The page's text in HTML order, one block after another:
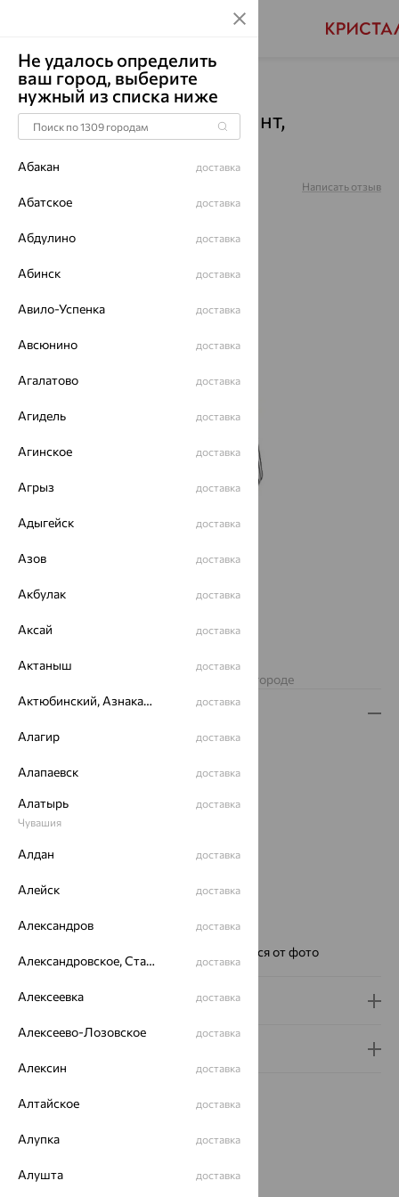
Главная Каталог Часы Бриллиант
Часы, серебро, бриллиант,
0447.1.9.94D
Написать отзыв
5
Нет в наличии
Изделие недоступно для заказа в вашем городе
8.43 — 9.01
Металл:Серебро
Страна происхождения:
РОССИЯ
Вставка:
Для кого:
Модель:
Вес металла:
Цвет и фактура могут отличаться от фото
Доставка и оплата
Похожие изделия
Не удалось определить
ваш город, выберите
нужный из списка ниже
Абакан доставка
Абатское доставка
Абдулино доставка
Абинск доставка
Авило-Успенка доставка
Авсюнино доставка
Агалатово доставка
Агидель доставка
Агинское доставка
Агрыз доставка
Адыгейск доставка
Азов доставка
Акбулак доставка
Аксай доставка
Актаныш доставка
Актюбинский, Азнакаевский район доставка
Алагир доставка
Алапаевск доставка
Алатырь
Чувашия
доставка
Алдан доставка
Алейск доставка
Александров доставка
Александровское, Ставропольский край доставка
Алексеевка доставка
Алексеево-Лозовское доставка
Алексин доставка
Алтайское доставка
Алупка доставка
Алушта доставка